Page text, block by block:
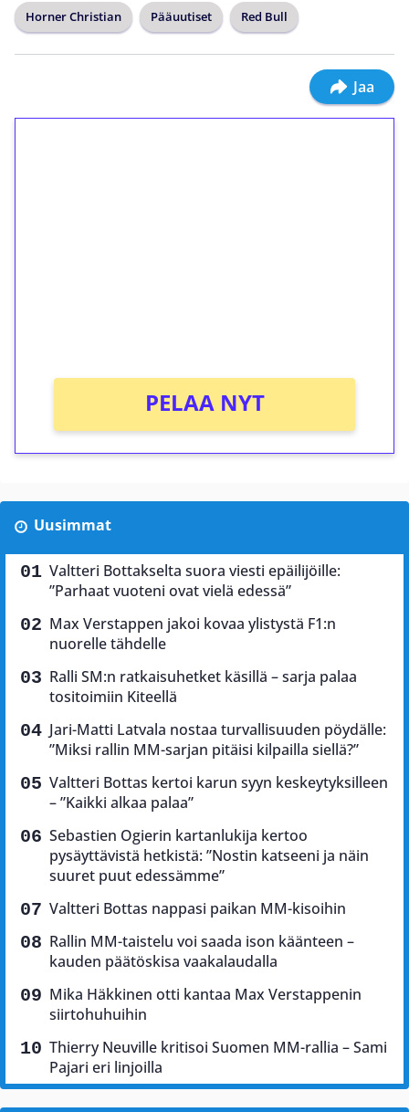
Horner Christian Pääuutiset Red Bull
Jaa
PELAA NYT
Uusimmat
Valtteri Bottakselta suora viesti epäilijöille:
”Parhaat vuoteni ovat vielä edessä”
Max Verstappen jakoi kovaa ylistystä F1:n
nuorelle tähdelle
Ralli SM:n ratkaisuhetket käsillä – sarja palaa
tositoimiin Kiteellä
Jari-Matti Latvala nostaa turvallisuuden pöydälle:
”Miksi rallin MM-sarjan pitäisi kilpailla siellä?”
Valtteri Bottas kertoi karun syyn keskeytyksilleen
– ”Kaikki alkaa palaa”
Sebastien Ogierin kartanlukija kertoo
pysäyttävistä hetkistä: ”Nostin katseeni ja näin
suuret puut edessämme”
Valtteri Bottas nappasi paikan MM-kisoihin
Rallin MM-taistelu voi saada ison käänteen –
kauden päätöskisa vaakalaudalla
Mika Häkkinen otti kantaa Max Verstappenin
siirtohuhuihin
Thierry Neuville kritisoi Suomen MM-rallia – Sami
Pajari eri linjoilla